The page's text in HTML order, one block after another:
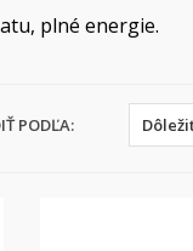
plné energie.
PODĽA: